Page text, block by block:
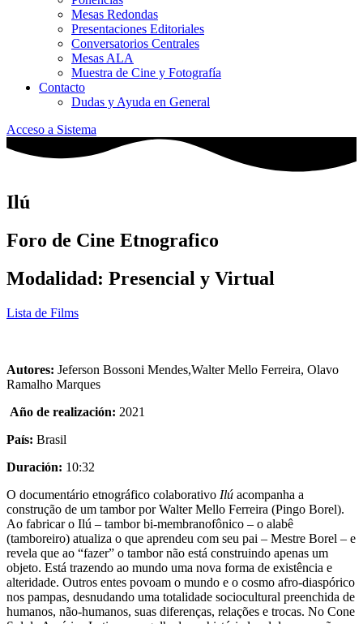
Mesas Redondas
Presentaciones Editoriales
Conversatorios Centrales
Mesas ALA
Muestra de Cine y Fotografía
Contacto
Dudas y Ayuda en General
Acceso a Sistema
Ilú
Foro de Cine Etnografico
Modalidad: Presencial y Virtual
Lista de Films
Autores: Jeferson Bossoni Mendes,Walter Mello Ferreira, Olavo
Ramalho Marques
Año de realización: 2021
País: Brasil
Duración: 10:32
O documentário etnográfico colaborativo Ilú acompanha a
construção de um tambor por Walter Mello Ferreira (Pingo Borel).
Ao fabricar o Ilú – tambor bi-membranofônico – o alabê
(tamboreiro) atualiza o que aprendeu com seu pai – Mestre Borel – e
revela que ao “fazer” o tambor não está construindo apenas um
objeto. Está trazendo ao mundo uma nova forma de existência e
alteridade. Outros entes povoam o mundo e o cosmo afro-diaspórico
nos pampas, desnudando uma totalidade sociocultural preenchida de
humanos, não-humanos, suas diferenças, relações e trocas. No Cone